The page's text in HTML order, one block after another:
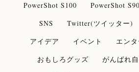
PowerShot S100
PowerShot S90
SNS
Twitter(ツイッター)
アイデア
イベント
エン
おもしろグッズ
がんばれ